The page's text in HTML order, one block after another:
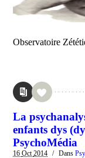
Observatoire
La
enfants dys
PsychoMédia
16Oct2014 / Dans